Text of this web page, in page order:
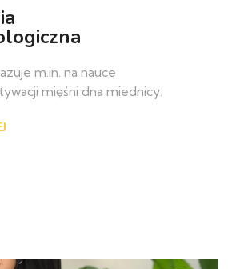
m.in. na nauce
mięśni dna miednicy.